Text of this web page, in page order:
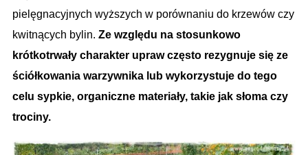
pielęgnacyjnych wyższych w porównaniu do krzewów czy
kwitnących bylin. Ze względu na stosunkowo
krótkotrwały charakter upraw często rezygnuje się ze
ściółkowania warzywnika lub wykorzystuje do tego
celu sypkie, organiczne materiały, takie jak słoma czy
trociny.